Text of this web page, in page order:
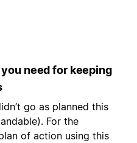
need for keeping
go as planned this
For the
of action using this